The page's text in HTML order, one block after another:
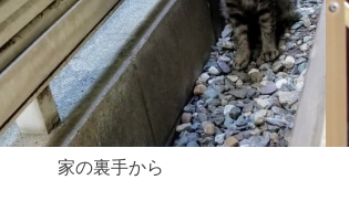
家の裏手から